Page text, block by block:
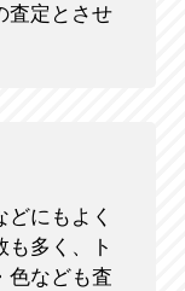
査定とさせ
にもよく
も多く、ト
色なども査